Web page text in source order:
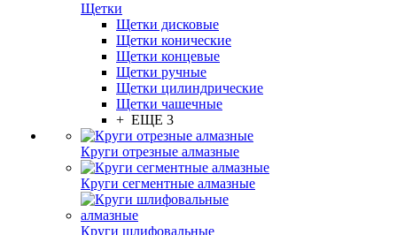
Щетки
Щетки дисковые
Щетки конические
Щетки концевые
Щетки ручные
Щетки цилиндрические
Щетки чашечные
+ ЕЩЕ 3
Круги отрезные алмазные
Круги сегментные алмазные
Круги шлифовальные